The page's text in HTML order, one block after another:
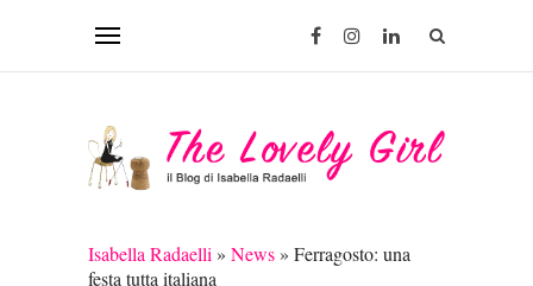
Isabella Radaelli » News» Ferragosto: una
festa tutta italiana